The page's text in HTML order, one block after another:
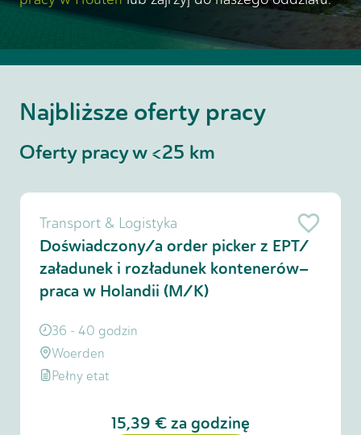
Najbliższe oferty pracy
Oferty pracy w <25 km
Transport & Logistyka
Doświadczony/a order picker z EPT/
załadunek i rozładunek kontenerów–
praca w Holandii (M/K)
36 - 40 godzin
Woerden
Pełny etat
15,39 €za godzinę